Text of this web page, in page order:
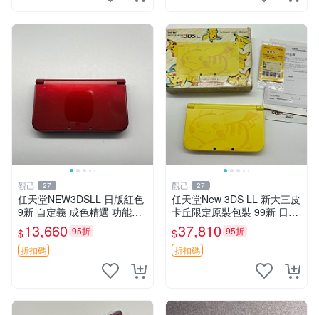
觀己 27
任天堂NEW3DSLL 日版紅色
9新 自定義 成色精選 功能全
正常 屏幕輕微泛黃 新大三 任
天堂3DSLL 紅色 9成新 功能
好 輝光螢幕 正規版本
$13,660 95折
折扣碼
觀己 27
任天堂New 3DS LL 新大三皮
卡丘限定原裝包裝 99新 日版
未拆 屏幕完好帶膜 功能正常
轉軸無裂 按鍵搖桿測正常 附
贈國產觸控筆一支 新大三 皮
$37,810 95折
折扣碼